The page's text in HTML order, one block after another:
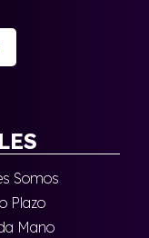
Somos
Plazo
Mano